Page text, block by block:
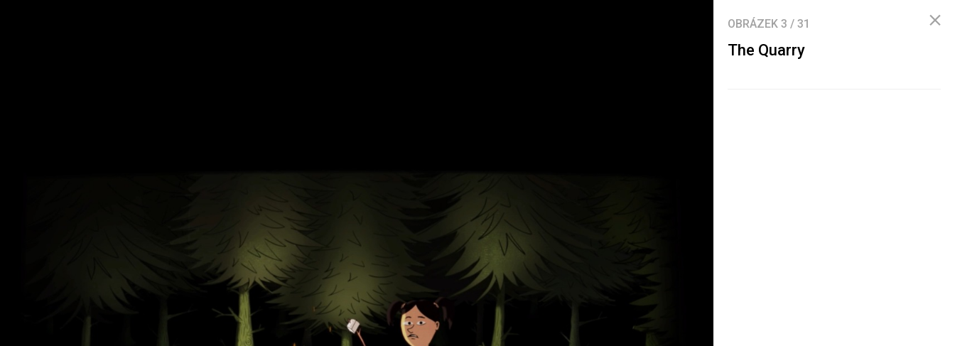
OBRÁZEK 3 / 31
The Quarry